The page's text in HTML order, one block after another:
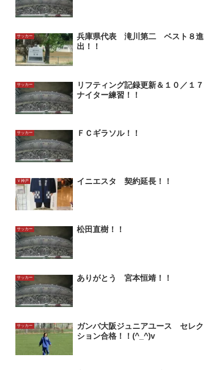
サッカー
兵庫県代表 滝川第二 ベスト８進
出！！
サッカー
リフティング記録更新＆１０／１７
ナイター練習！！
サッカー ＦＣギラソル！！
Ｖ神戸 イニエスタ 契約延長！！
サッカー 松田直樹！！
サッカー ありがとう 宮本恒靖！！
サッカー
ガンバ大阪ジュニアユース セレク
ション合格！！(^_^)v